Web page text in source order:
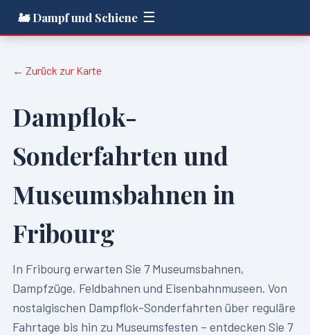
🚂 Dampf und Schiene ☰
← Zurück zur Karte
Dampflok-
Sonderfahrten und
Museumsbahnen in
Fribourg
In Fribourg erwarten Sie 7Museumsbahnen,
Dampfzüge, Feldbahnen und Eisenbahnmuseen. Von
nostalgischen Dampflok-Sonderfahrten über reguläre
Fahrtage bis hin zu Museumsfesten – entdecken Sie 7